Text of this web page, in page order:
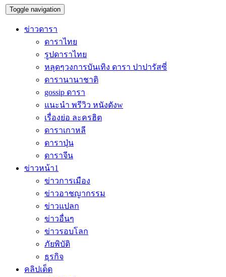
Toggle navigation
ข่าวดารา
ดาราไทย
รูปดาราไทย
หลุดๆวงการบันเทิง ดารา ปาปารัสซี่
ดารานานาชาติ
gossip ดารา
แนะนำ พรีวิว หนังดังw
เรื่องย่อ ละครฮิต
ดาราเกาหลี
ดาราปุ่น
ดาราจีน
ข่าวหน้า1
ข่าวการเมือง
ข่าวอาชญากรรม
ข่าวแปลก
ข่าวอื่นๆ
ข่าวรอบโลก
ภัยพิบัติ
ธุรกิจ
คลิปเด็ด